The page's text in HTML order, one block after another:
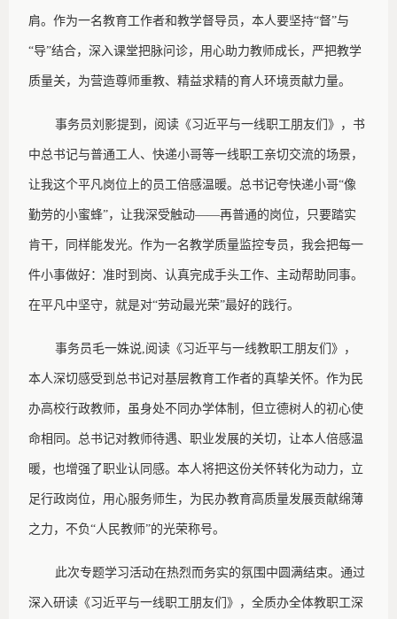
肩。作为一名教育工作者和教学督导员，本人要坚持“督”与
“导”结合，深入课堂把脉问诊，用心助力教师成长，严把教学
质量关，为营造尊师重教、精益求精的育人环境贡献力量。
事务员刘影提到，阅读《习近平与一线职工朋友们》，书
中总书记与普通工人、快递小哥等一线职工亲切交流的场景，
让我这个平凡岗位上的员工倍感温暖。总书记夸快递小哥“像
勤劳的小蜜蜂”，让我深受触动——再普通的岗位，只要踏实
肯干，同样能发光。作为一名教学质量监控专员，我会把每一
件小事做好：准时到岗、认真完成手头工作、主动帮助同事。
在平凡中坚守，就是对“劳动最光荣”最好的践行。
事务员毛一姝说,阅读《习近平与一线教职工朋友们》，
本人深切感受到总书记对基层教育工作者的真挚关怀。作为民
办高校行政教师，虽身处不同办学体制，但立德树人的初心使
命相同。总书记对教师待遇、职业发展的关切，让本人倍感温
暖，也增强了职业认同感。本人将把这份关怀转化为动力，立
足行政岗位，用心服务师生，为民办教育高质量发展贡献绵薄
之力，不负“人民教师”的光荣称号。
此次专题学习活动在热烈而务实的氛围中圆满结束。通过
深入研读《习近平与一线职工朋友们》，全质办全体教职工深